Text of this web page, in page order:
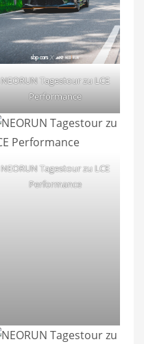
NEORUN Tagestour zu LCE
Performance
NEORUN Tagestour zu LCE
Performance